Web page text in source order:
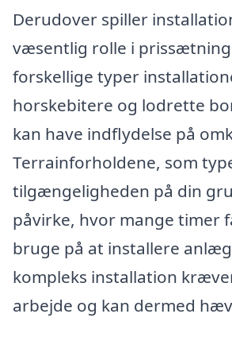
Derudover spiller
væsentlig rolle i
forskellige typer
horskebitere og lodrette
kan have indflydelse på
Terrainforholdene, som
tilgængeligheden på din
påvirke, hvor mange timer
bruge på at installere
kompleks installation
arbejde og kan dermed